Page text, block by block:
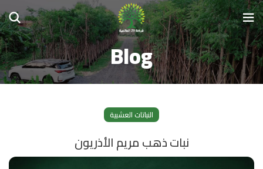
Blog
النباتات العشبية
نبات ذهب مريم الأذريون